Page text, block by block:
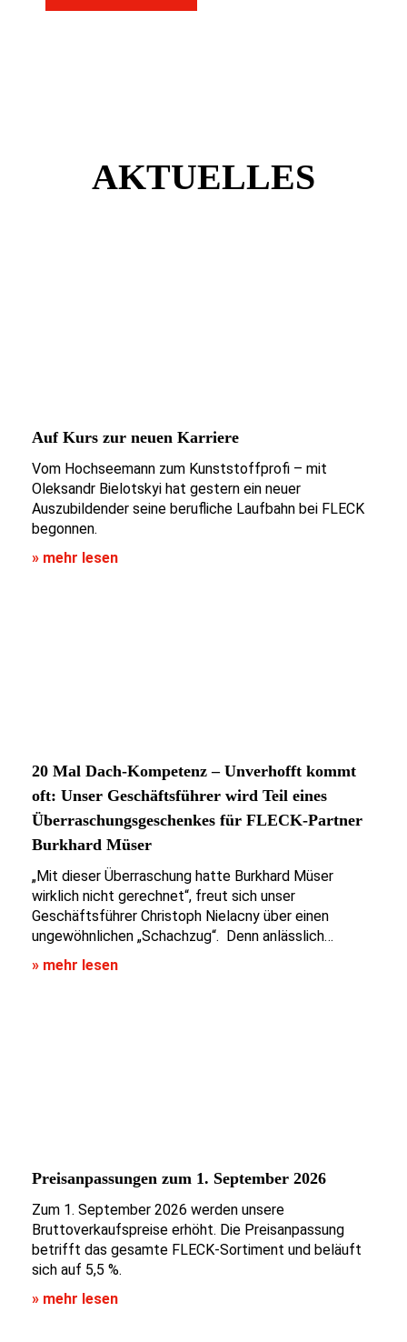
AKTUELLES
Auf Kurs zur neuen Karriere
Vom Hochseemann zum Kunststoffprofi – mit
Oleksandr Bielotskyi hat gestern ein neuer
Auszubildender seine berufliche Laufbahn bei FLECK
begonnen.
» mehr lesen
20 Mal Dach-Kompetenz – Unverhofft kommt
oft: Unser Geschäftsführer wird Teil eines
Überraschungsgeschenkes für FLECK-Partner
Burkhard Müser
„Mit dieser Überraschung hatte Burkhard Müser
wirklich nicht gerechnet“, freut sich unser
Geschäftsführer Christoph Nielacny über einen
ungewöhnlichen „Schachzug“. Denn anlässlich…
» mehr lesen
Preisanpassungen zum 1. September 2026
Zum 1. September 2026 werden unsere
Bruttoverkaufspreise erhöht. Die Preisanpassung
betrifft das gesamte FLECK-Sortiment und beläuft
sich auf 5,5 %.
» mehr lesen